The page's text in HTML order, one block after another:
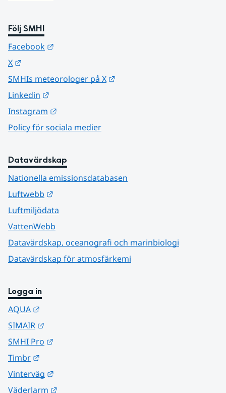
Följ SMHI
Facebook
X
SMHIs meteorologer på X
Linkedin
Instagram
Policy för sociala medier
Datavärdskap
Nationella emissionsdatabasen
Luftwebb
Luftmiljödata
VattenWebb
Datavärdskap, oceanografi och marinbiologi
Datavärdskap för atmosfärkemi
Logga in
AQUA
SIMAIR
SMHI Pro
Timbr
Vinterväg
Väderlarm